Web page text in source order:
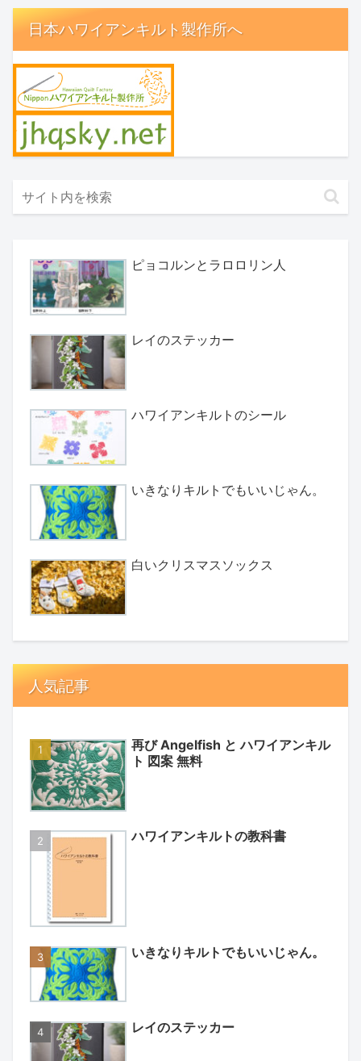
日本ハワイアンキルト製作所へ
ピョコルンとラロロリン人
レイのステッカー
ハワイアンキルトのシール
いきなりキルトでもいいじゃん。
白いクリスマスソックス
人気記事
再び Angelfish と ハワイアンキル
ト 図案 無料
ハワイアンキルトの教科書
いきなりキルトでもいいじゃん。
レイのステッカー